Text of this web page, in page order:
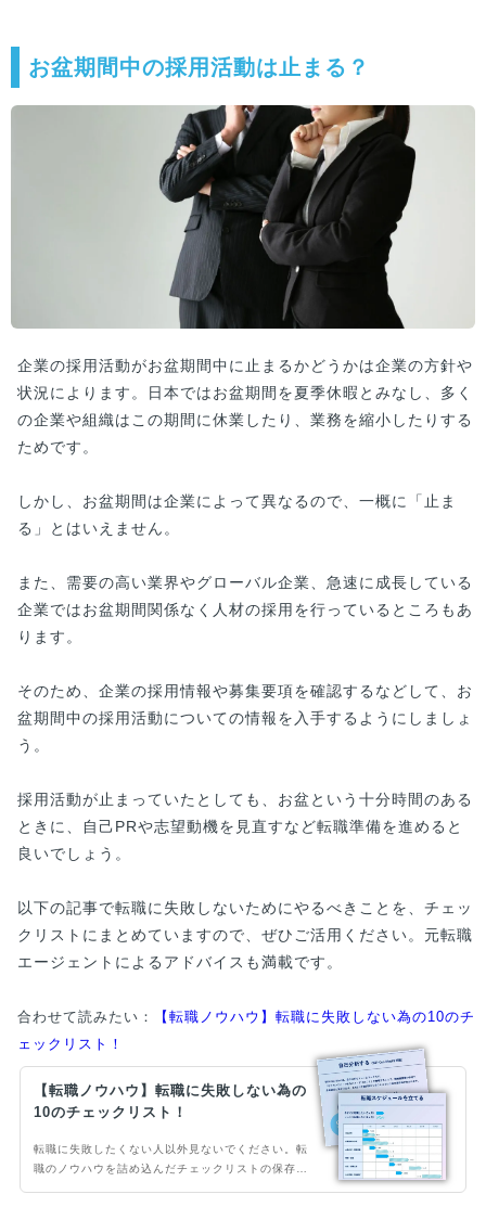
お盆期間中の採用活動は止まる？
企業の採用活動がお盆期間中に止まるかどうかは企業の方針や
状況によります。日本ではお盆期間を夏季休暇とみなし、多く
の企業や組織はこの期間に休業したり、業務を縮小したりする
ためです。
しかし、お盆期間は企業によって異なるので、一概に「止ま
る」とはいえません。
また、需要の高い業界やグローバル企業、急速に成長している
企業ではお盆期間関係なく人材の採用を行っているところもあ
ります。
そのため、企業の採用情報や募集要項を確認するなどして、お
盆期間中の採用活動についての情報を入手するようにしましょ
う。
採用活動が止まっていたとしても、お盆という十分時間のある
ときに、自己PRや志望動機を見直すなど転職準備を進めると
良いでしょう。
以下の記事で転職に失敗しないためにやるべきことを、チェッ
クリストにまとめていますので、ぜひご活用ください。元転職
エージェントによるアドバイスも満載です。
合わせて読みたい：
【転職ノウハウ】転職に失敗しない為の10のチ
ェックリスト！
【転職ノウハウ】転職に失敗しない為の
10のチェックリスト！
転職に失敗したくない人以外見ないでください。転
職のノウハウを詰め込んだチェックリストの保存